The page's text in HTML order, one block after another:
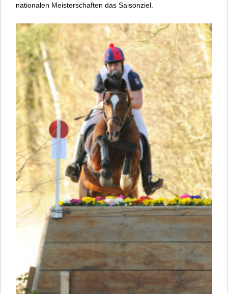
nationalen Meisterschaften das Saisonziel.